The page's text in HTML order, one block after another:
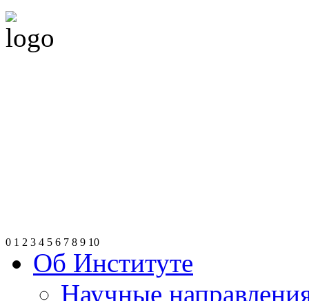
0 1 2 3 4 5 6 7 8 9 10
Об Институте
Научные